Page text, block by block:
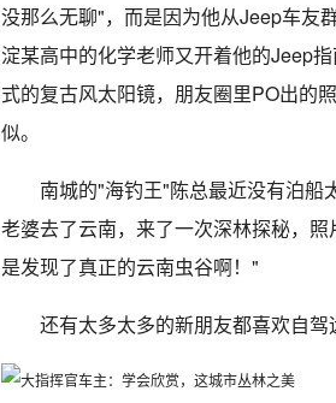
没那么无聊"，而是因为他从Jeep车友
淀某高中的化学老师又开着他的Jeep
式的复古风太阳镜，朋友圈里PO出的
似。
南城的"海钓王"陈总最近没有泊船
老婆去了云南，来了一次深林探秘，
是发现了真正的云南虫谷啊！"
还有太多太多的新朋友都喜欢自驾